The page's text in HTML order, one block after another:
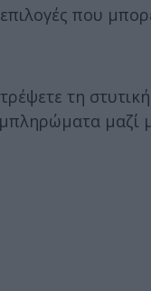
που
τη στυτική
μαζί